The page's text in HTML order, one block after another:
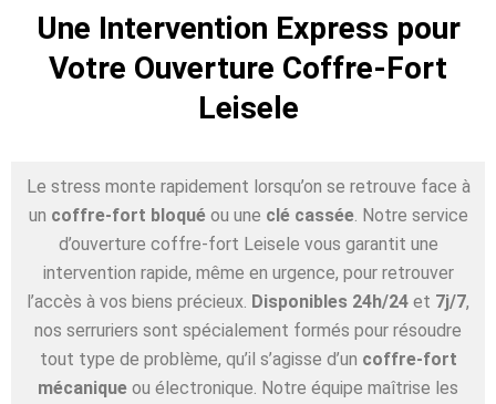
Une Intervention Express pour
Votre Ouverture Coffre-Fort
Leisele
Le stress monte rapidement lorsqu’on se retrouve face à
un coffre-fort bloquéou une clé cassée. Notre service
d’ouverture coffre-fort Leisele vous garantit une
intervention rapide, même en urgence, pour retrouver
l’accès à vos biens précieux. Disponibles 24h/24 et 7j/7,
nos serruriers sont spécialement formés pour résoudre
tout type de problème, qu’il s’agisse d’un coffre-fort
mécanique ou électronique. Notre équipe maîtrise les